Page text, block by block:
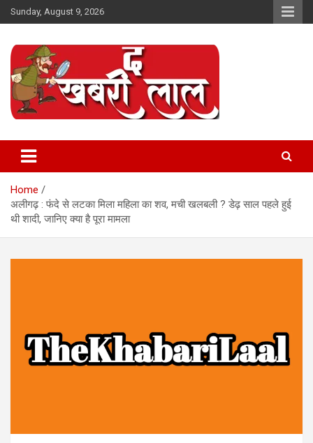
Skip
to
Sunday, August 9, 2026
The Khabri Laal
Online News Portal
Home
अलीगढ़ : फंदे से लटका मिला महिला का शव, मची खलबली ? डेढ़ साल पहले हुई
थी शादी, जानिए क्या है पूरा मामला